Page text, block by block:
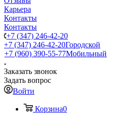
Карьера
Контакты
Контакты
+7 (347) 246-42-20
+7 (347) 246-42-20Городской
+7 (960) 390-55-77Мобильный
Заказать звонок
Задать вопрос
Войти
Корзина0